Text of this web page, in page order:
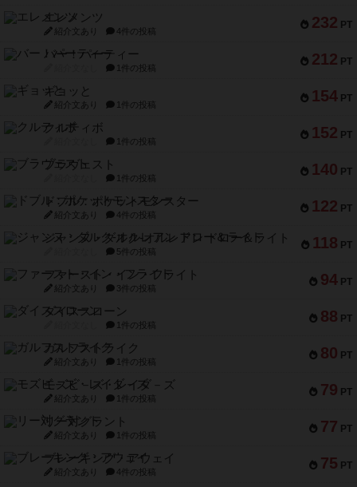
232 PT
エレメンツ
紹介文あり 4件の投稿
212 PT
バー！パーティー
1件の投稿
154 PT
ギョッと
紹介文あり 1件の投稿
152 PT
クルティボ
1件の投稿
140 PT
ブラヴェスト
1件の投稿
122 PT
ドブル：ポケットモンスター
紹介文あり 4件の投稿
118 PT
ジャンヌ・ダルク-オルレアン ドロー＆ライト
5件の投稿
94 PT
ファースト・イン・フライト
紹介文あり 3件の投稿
88 PT
ダイススローン
1件の投稿
80 PT
ガルフストライク
紹介文あり 1件の投稿
79 PT
モズビ－ズ・レイダ－ズ
紹介文あり 1件の投稿
77 PT
リー対グラント
紹介文あり 1件の投稿
75 PT
ブレーキング・アウェイ
紹介文あり 4件の投稿